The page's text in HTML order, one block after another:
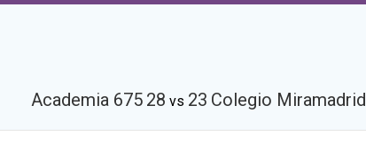
Academia 675 28 vs 23 Colegio Miramadrid